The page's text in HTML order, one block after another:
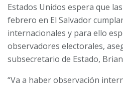
Estados Unidos espera que
febrero en El Salvador
internacionales y para ello
observadores electorales,
subsecretario de Estado,
“Va a haber observación